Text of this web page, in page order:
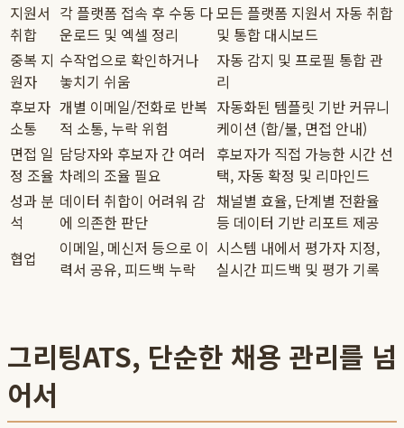
지원서
취합
각 플랫폼 접속 후 수동 다
운로드 및 엑셀 정리
모든 플랫폼 지원서 자동 취합
및 통합 대시보드
중복 지
원자
수작업으로 확인하거나
놓치기 쉬움
자동 감지 및 프로필 통합 관
리
후보자
소통
개별 이메일/전화로 반복
적 소통, 누락 위험
자동화된 템플릿 기반 커뮤니
케이션 (합/불, 면접 안내)
면접 일
정 조율
담당자와 후보자 간 여러
차례의 조율 필요
후보자가 직접 가능한 시간 선
택, 자동 확정 및 리마인드
성과 분
석
데이터 취합이 어려워 감
에 의존한 판단
채널별 효율, 단계별 전환율
등 데이터 기반 리포트 제공
협업
이메일, 메신저 등으로 이
력서 공유, 피드백 누락
시스템 내에서 평가자 지정,
실시간 피드백 및 평가 기록
그리팅ATS, 단순한 채용 관리를 넘
어서